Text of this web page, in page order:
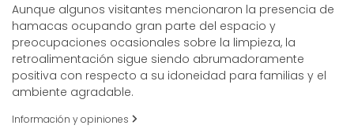
Aunque algunos visitantes mencionaron la presencia de
hamacas ocupando gran parte del espacio y
preocupaciones ocasionales sobre la limpieza, la
retroalimentación sigue siendo abrumadoramente
positiva con respecto a su idoneidad para familias y el
ambiente agradable.
Información y opiniones